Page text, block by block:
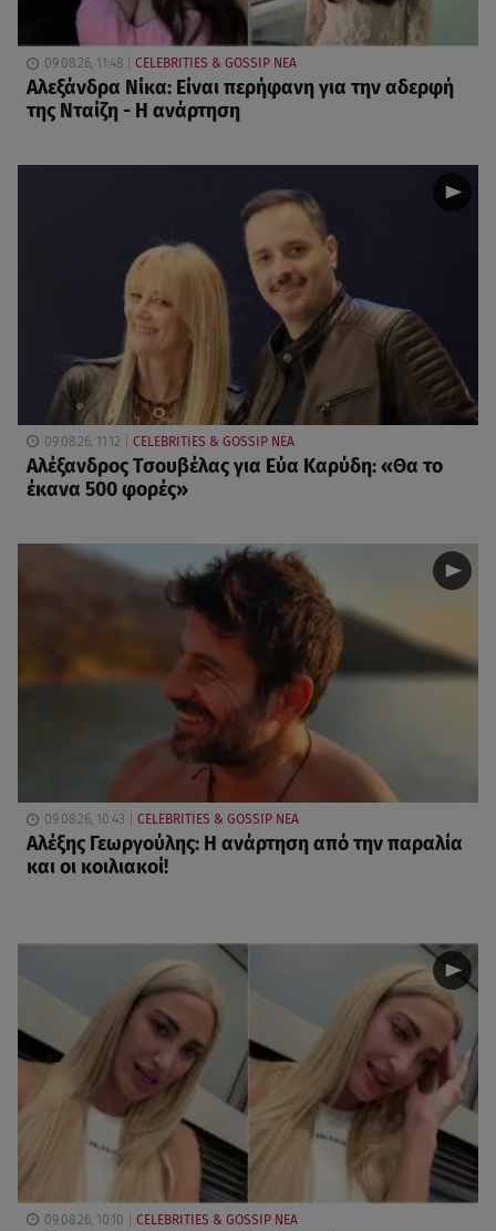
09.08.26, 11:48 CELEBRITIES & GOSSIP ΝΕΑ
Αλεξάνδρα Νίκα: Είναι περήφανη για την αδερφή
της Νταίζη - Η ανάρτηση
09.08.26, 11:12 CELEBRITIES & GOSSIP ΝΕΑ
Αλέξανδρος Τσουβέλας για Εύα Καρύδη: «Θα το
έκανα 500 φορές»
09.08.26, 10:43 CELEBRITIES & GOSSIP ΝΕΑ
Αλέξης Γεωργούλης: Η ανάρτηση από την παραλία
και οι κοιλιακοί!
09.08.26, 10:10 CELEBRITIES & GOSSIP ΝΕΑ